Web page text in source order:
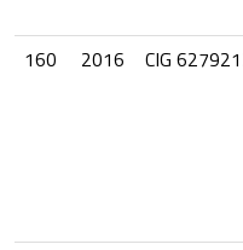
160
2016 CIG